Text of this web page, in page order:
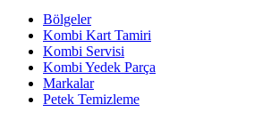
Bölgeler
Kombi Kart Tamiri
Kombi Servisi
Kombi Yedek Parça
Markalar
Petek Temizleme